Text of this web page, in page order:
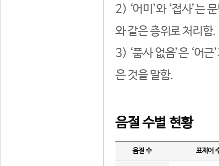
2) ‘어미’와 ‘접사’는
와 같은 층위로 처리함.
3) ‘품사 없음’은 ‘어
은 것을 말함.
음절 수별 현황
음절 수 표제어